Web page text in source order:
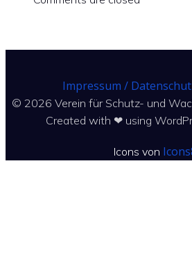
Impressum /
© 2026 Verein für Schutz- und
Created with ❤ using
Icons von